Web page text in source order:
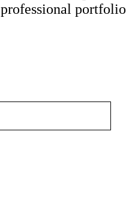
professional portfolio